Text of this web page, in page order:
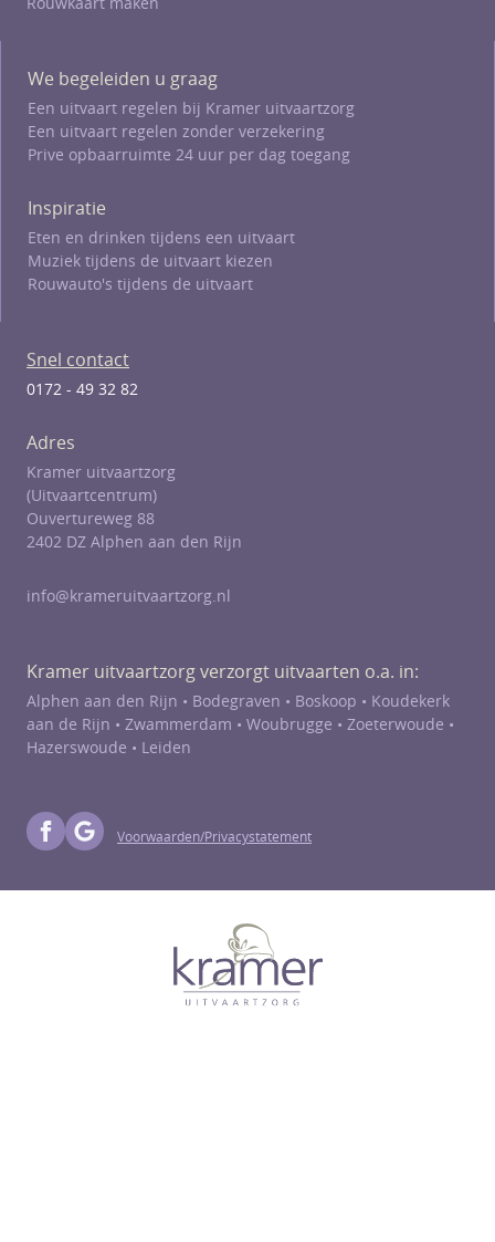
We begeleiden u graag
Een uitvaart regelen bij Kramer uitvaartzorg
Een uitvaart regelen zonder verzekering
Prive opbaarruimte 24 uur per dag toegang
Inspiratie
Eten en drinken tijdens een uitvaart
Muziek tijdens de uitvaart kiezen
Rouwauto's tijdens de uitvaart
Snel contact
0172 - 49 32 82
Adres
Kramer uitvaartzorg
(Uitvaartcentrum)
Ouvertureweg 88
2402 DZ Alphen aan den Rijn
info@krameruitvaartzorg.nl
Kramer uitvaartzorg verzorgt uitvaarten o.a. in:
Alphen aan den Rijn • Bodegraven • Boskoop • Koudekerk
aan de Rijn • Zwammerdam • Woubrugge • Zoeterwoude •
Hazerswoude • Leiden
Voorwaarden/Privacystatement